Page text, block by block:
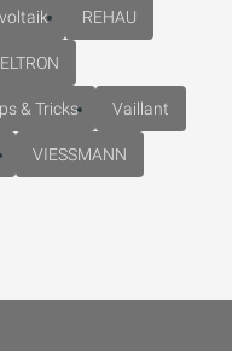
REHAU
& Tricks Vaillant
VIESSMANN